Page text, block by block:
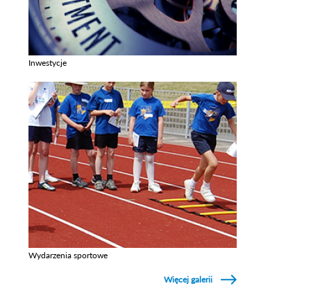
Inwestycje
Wydarzenia sportowe
Więcej galerii